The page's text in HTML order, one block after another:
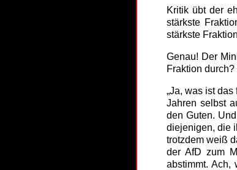
Kritik übt der
stärkste
stärkste
Genau! Der
Fraktion
„Ja, was ist
Jahren selbst
den Guten.
diejenigen, die
trotzdem weiß
der AfD zum
abstimmt. Ach,